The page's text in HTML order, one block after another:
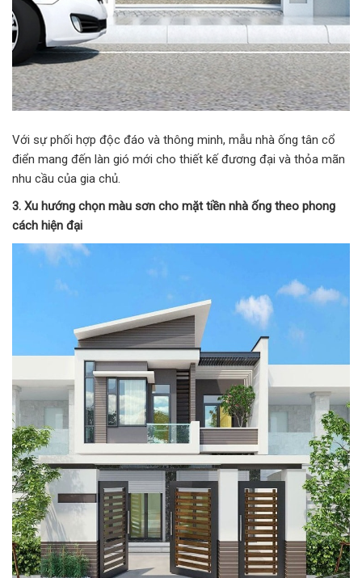
Với sự phối hợp độc đáo và thông minh, mẫu nhà ống tân cổ
điển mang đến làn gió mới cho thiết kế đương đại và thỏa mãn
nhu cầu của gia chủ.
3. Xu hướng chọn màu sơn cho mặt tiền nhà ống theo phong
cách hiện đại